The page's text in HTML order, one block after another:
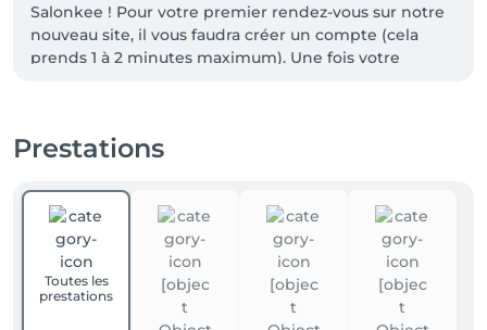
Salonkee ! Pour votre premier rendez-vous sur notre
nouveau site, il vous faudra créer un compte (cela
prends 1 à 2 minutes maximum). Une fois votre
Prestations
Toutes les
prestations